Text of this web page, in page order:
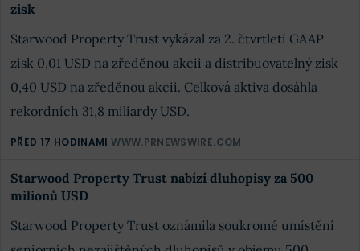
zisk
Starwood Property Trust vykázal za 2. čtvrtletí GAAP
zisk 0,01 USD na zředěnou akcii a distribuovatelný zisk
0,40 USD na zředěnou akcii. Celková aktiva dosáhla
rekordních 31,8 miliardy USD.
PŘED 17 HODINAMI WWW.PRNEWSWIRE.COM
Starwood Property Trust nabízí dluhopisy za 500
milionů USD
Starwood Property Trust oznámila soukromé umístění